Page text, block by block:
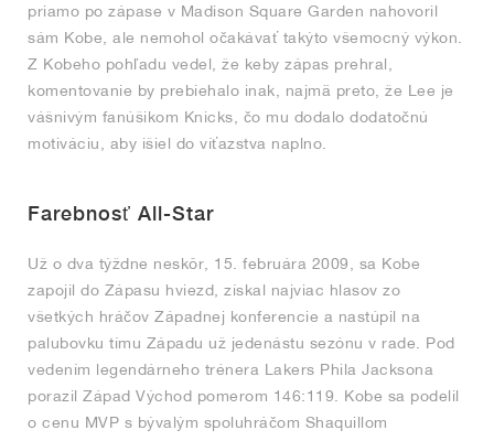
priamo po zápase v Madison Square Garden nahovoril
sám Kobe, ale nemohol očakávať takýto všemocný výkon.
Z Kobeho pohľadu vedel, že keby zápas prehral,
komentovanie by prebiehalo inak, najmä preto, že Lee je
vášnivým fanúšikom Knicks, čo mu dodalo dodatočnú
motiváciu, aby išiel do víťazstva naplno.
Farebnosť All-Star
Už o dva týždne neskôr, 15. februára 2009, sa Kobe
zapojil do Zápasu hviezd, získal najviac hlasov zo
všetkých hráčov Západnej konferencie a nastúpil na
palubovku tímu Západu už jedenástu sezónu v rade. Pod
vedením legendárneho trénera Lakers Phila Jacksona
porazil Západ Východ pomerom 146:119. Kobe sa podelil
o cenu MVP s bývalým spoluhráčom Shaquillom